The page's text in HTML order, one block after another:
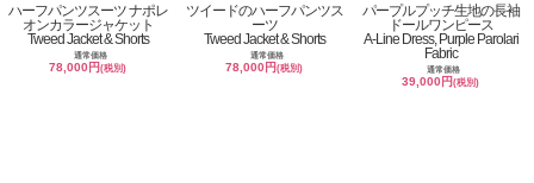
ハーフパンツスーツ ナポレ
オンカラージャケット
Tweed Jacket & Shorts
通常価格
78,000円(税別)
ツイードのハーフパンツス
ーツ
Tweed Jacket & Shorts
通常価格
78,000円(税別)
パープルプッチ生地の長袖
ドールワンピース
A-Line Dress, Purple Parolari
Fabric
通常価格
39,000円(税別)